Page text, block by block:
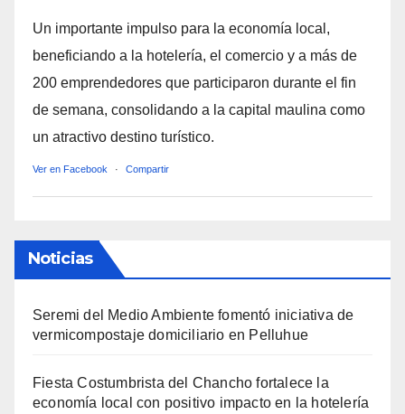
Un importante impulso para la economía local,
beneficiando a la hotelería, el comercio y a más de
200 emprendedores que participaron durante el fin
de semana, consolidando a la capital maulina como
un atractivo destino turístico.
Ver en Facebook · Compartir
Noticias
Seremi del Medio Ambiente fomentó iniciativa de
vermicompostaje domiciliario en Pelluhue
Fiesta Costumbrista del Chancho fortalece la
economía local con positivo impacto en la hotelería